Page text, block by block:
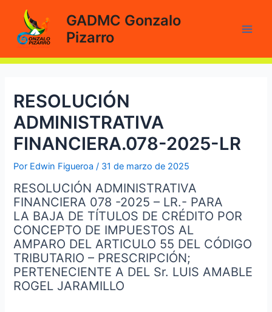
contenido
GADMC Gonzalo
Pizarro
RESOLUCIÓN
ADMINISTRATIVA
FINANCIERA.078-2025-LR
Por Edwin Figueroa/ 31 de marzo de 2025
RESOLUCIÓN ADMINISTRATIVA
FINANCIERA 078 -2025 – LR.- PARA
LA BAJA DE TÍTULOS DE CRÉDITO POR
CONCEPTO DE IMPUESTOS AL
AMPARO DEL ARTICULO 55 DEL CÓDIGO
TRIBUTARIO – PRESCRIPCIÓN;
PERTENECIENTE A DEL Sr. LUIS AMABLE
ROGEL JARAMILLO